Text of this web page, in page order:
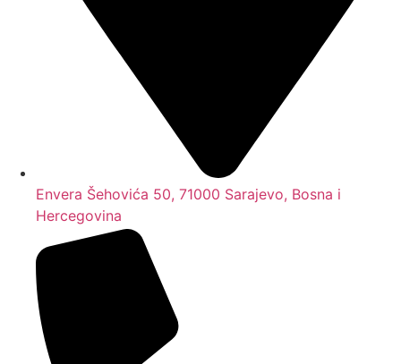
Envera Šehovića 50, 71000 Sarajevo, Bosna i
Hercegovina